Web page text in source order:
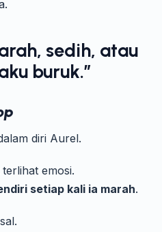
sedih, atau
buruk.”
diri Aurel.
emosi.
setiap kali ia marah.